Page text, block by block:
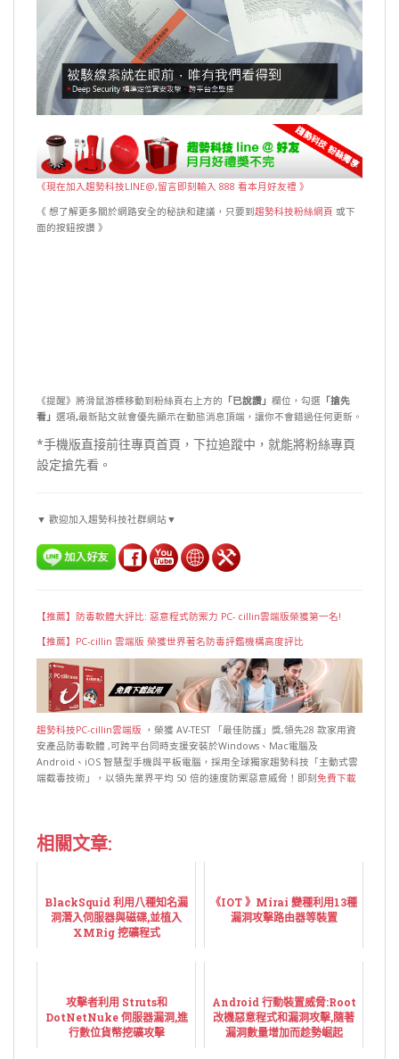
《現在加入趨勢科技LINE@,留言即刻輸入 888 看本月好友禮 》
《 想了解更多關於網路安全的秘訣和建議，只要到趨勢科技粉絲網頁 或下
面的按鈕按讚 》
《提醒》將滑鼠游標移動到粉絲頁右上方的 「已說讚」 欄位，勾選 「搶先
看」 選項,最新貼文就會優先顯示在動態消息頂端，讓你不會錯過任何更新。
*手機版直接前往專頁首頁，下拉追蹤中，就能將粉絲專頁
設定搶先看。
▼ 歡迎加入趨勢科技社群網站▼
【推薦】防毒軟體大評比: 惡意程式防禦力 PC- cillin雲端版榮獲第一名!
【推薦】PC-cillin 雲端版 榮獲世界著名防毒評鑑機構高度評比
趨勢科技PC-cillin雲端版 ，榮獲 AV-TEST 「最佳防護」獎,領先28 款家用資
安產品防毒軟體 ,可跨平台同時支援安裝於Windows、Mac電腦及
Android、iOS 智慧型手機與平板電腦，採用全球獨家趨勢科技「主動式雲
端截毒技術」，以領先業界平均 50 倍的速度防禦惡意威脅！即刻免費下載
相關文章:
BlackSquid 利用八種知名漏
洞潛入伺服器與磁碟,並植入
XMRig 挖礦程式
《IOT 》Mirai 變種利用13種
漏洞攻擊路由器等裝置
攻擊者利用 Struts和
DotNetNuke 伺服器漏洞,進
行數位貨幣挖礦攻擊
Android 行動裝置威脅:Root
改機惡意程式和漏洞攻擊,隨著
漏洞數量增加而趁勢崛起